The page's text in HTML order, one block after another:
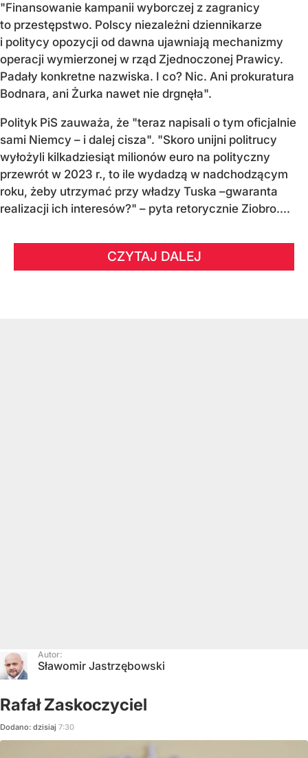
"Finansowanie kampanii wyborczej z zagranicy
to przestępstwo. Polscy niezależni dziennikarze
i politycy opozycji od dawna ujawniają mechanizmy
operacji wymierzonej w rząd Zjednoczonej Prawicy.
Padały konkretne nazwiska. I co? Nic. Ani prokuratura
Bodnara, ani Żurka nawet nie drgnęła".
Polityk PiS zauważa, że "teraz napisali o tym oficjalnie
sami Niemcy – i dalej cisza". "Skoro unijni politrucy
wyłożyli kilkadziesiąt milionów euro na polityczny
przewrót w 2023 r., to ile wydadzą w nadchodzącym
roku, żeby utrzymać przy władzy Tuska –gwaranta
realizacji ich interesów?" – pyta retorycznie Ziobro....
CZYTAJ DALEJ
Autor:
Sławomir Jastrzębowski
Rafał Zaskoczyciel
Dodano: dzisiaj 7:30